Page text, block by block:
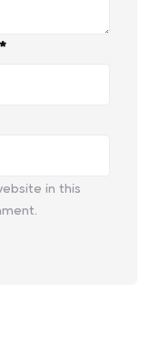
*
in this